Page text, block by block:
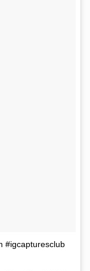
#igcapturesclub